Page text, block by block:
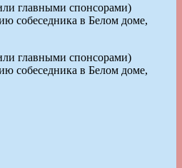
главными спонсорами)
собеседника в Белом доме,
главными спонсорами)
собеседника в Белом доме,